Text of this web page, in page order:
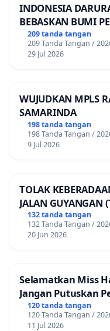
INDONESIA
BEBASKAN BUMI
PINJAMAN
209 tanda tangan
209 Tanda Tangan /
29 Jul 2026
WUJUDKAN MPLS
SAMARINDA
198 tanda tangan
198 Tanda Tangan /
9 Jul 2026
TOLAK
JALAN GUYANGAN
(Wedarijaksa) Kab.
132 tanda tangan
132 Tanda Tangan /
20 Jun 2026
Selamatkan Miss
Jangan Putuskan
120 tanda tangan
120 Tanda Tangan /
11 Jul 2026